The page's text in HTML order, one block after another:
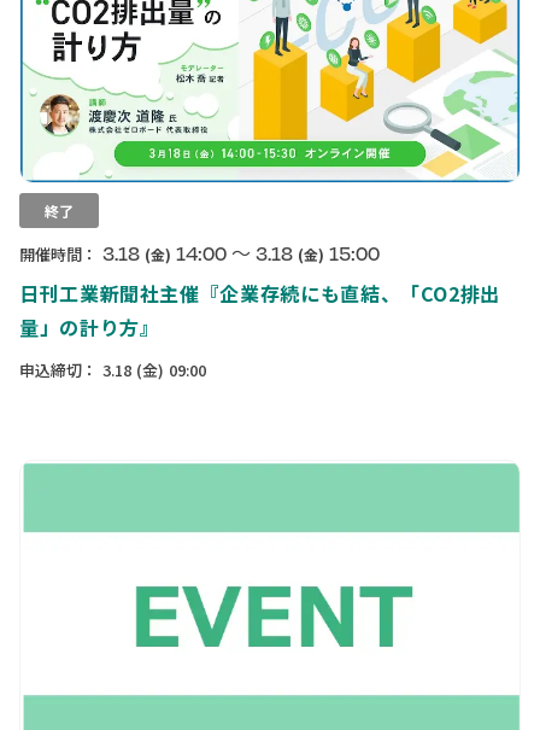
終了
開催時間： 3.18 (金) 14:00 〜 3.18 (金) 15:00
日刊工業新聞社主催『企業存続にも直結、「CO2排出
量」の計り方』
申込締切： 3.18 (金) 09:00